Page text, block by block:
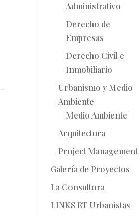
Administrativo
Derecho de
Empresas
Derecho Civil e
Inmobiliario
Urbanismo y Medio
Ambiente
Medio Ambiente
Arquitectura
Project Management
Galería de Proyectos
La Consultora
LINKS RT Urbanistas